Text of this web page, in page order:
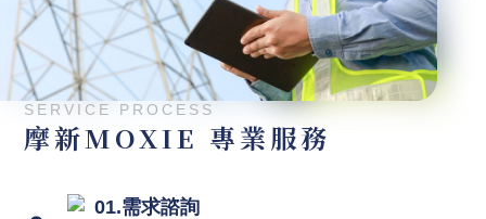
SERVICE PROCESS
摩新MOXIE 專業服務
01.需求諮詢